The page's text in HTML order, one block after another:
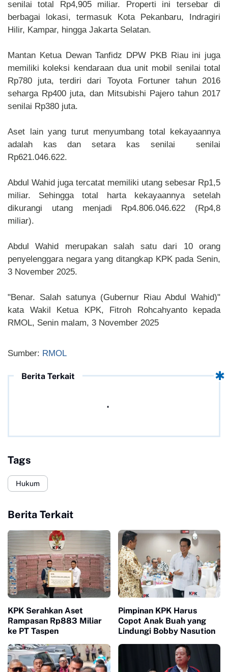
senilai total Rp4,905 miliar. Properti ini tersebar di
berbagai lokasi, termasuk Kota Pekanbaru, Indragiri
Hilir, Kampar, hingga Jakarta Selatan.
Mantan Ketua Dewan Tanfidz DPW PKB Riau ini juga
memiliki koleksi kendaraan dua unit mobil senilai total
Rp780 juta, terdiri dari Toyota Fortuner tahun 2016
seharga Rp400 juta, dan Mitsubishi Pajero tahun 2017
senilai Rp380 juta.
Aset lain yang turut menyumbang total kekayaannya
adalah kas dan setara kas senilai senilai
Rp621.046.622.
Abdul Wahid juga tercatat memiliki utang sebesar Rp1,5
miliar. Sehingga total harta kekayaannya setelah
dikurangi utang menjadi Rp4.806.046.622 (Rp4,8
miliar).
Abdul Wahid merupakan salah satu dari 10 orang
penyelenggara negara yang ditangkap KPK pada Senin,
3 November 2025.
"Benar. Salah satunya (Gubernur Riau Abdul Wahid)"
kata Wakil Ketua KPK, Fitroh Rohcahyanto kepada
RMOL, Senin malam, 3 November 2025
Sumber: RMOL
Berita Terkait
Tags
Hukum
Berita Terkait
KPK Serahkan Aset
Rampasan Rp883 Miliar
ke PT Taspen
Pimpinan KPK Harus
Copot Anak Buah yang
Lindungi Bobby Nasution